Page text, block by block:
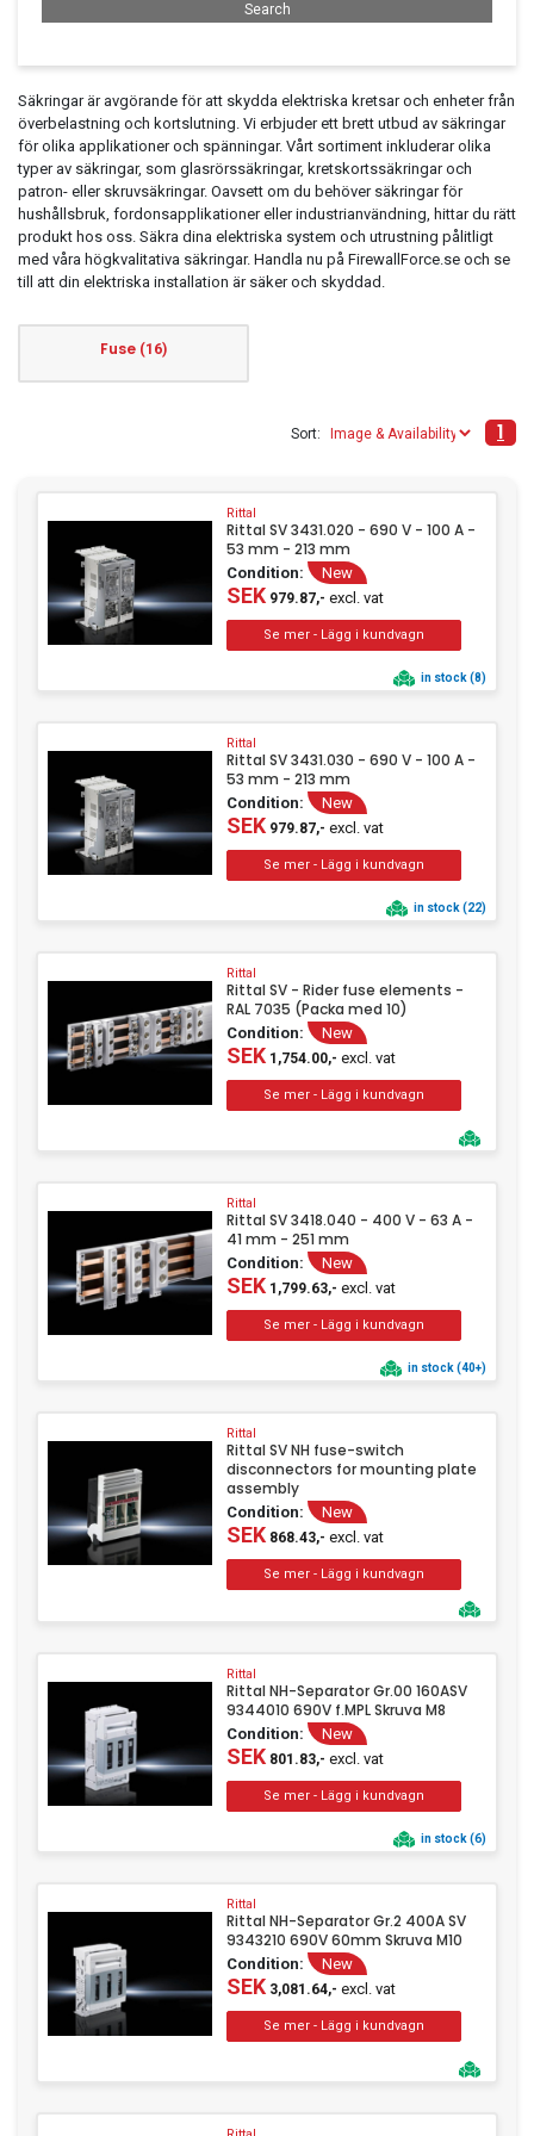
Clothing
Beauty & Healthcare
Software
Service & Support
Säkringar är avgörande för att skydda elektriska kretsar och enheter från
överbelastning och kortslutning. Vi erbjuder ett brett utbud av säkringar
för olika applikationer och spänningar. Vårt sortiment inkluderar olika
typer av säkringar, som glasrörssäkringar, kretskortssäkringar och
patron- eller skruvsäkringar. Oavsett om du behöver säkringar för
hushållsbruk, fordonsapplikationer eller industrianvändning, hittar du rätt
produkt hos oss. Säkra dina elektriska system och utrustning pålitligt
med våra högkvalitativa säkringar. Handla nu på FirewallForce.se och se
till att din elektriska installation är säker och skyddad.
Fuse (16)
Sort: 1
Rittal
Rittal SV 3431.020 - 690 V - 100 A -
53 mm - 213 mm
Condition: New
SEK979.87,- excl. vat
in stock (8)
Rittal
Rittal SV 3431.030 - 690 V - 100 A -
53 mm - 213 mm
Condition: New
SEK979.87,- excl. vat
in stock (22)
Rittal
Rittal SV - Rider fuse elements -
RAL 7035 (Packa med 10)
Condition: New
SEK1,754.00,- excl. vat
Rittal
Rittal SV 3418.040 - 400 V - 63 A -
41 mm - 251 mm
Condition: New
SEK1,799.63,- excl. vat
in stock (40+)
Rittal
Rittal SV NH fuse-switch
disconnectors for mounting plate
assembly
Condition: New
SEK868.43,- excl. vat
Rittal
Rittal NH-Separator Gr.00 160ASV
9344010 690V f.MPL Skruva M8
Condition: New
SEK801.83,- excl. vat
in stock (6)
Rittal
Rittal NH-Separator Gr.2 400A SV
9343210 690V 60mm Skruva M10
Condition: New
SEK3,081.64,- excl. vat